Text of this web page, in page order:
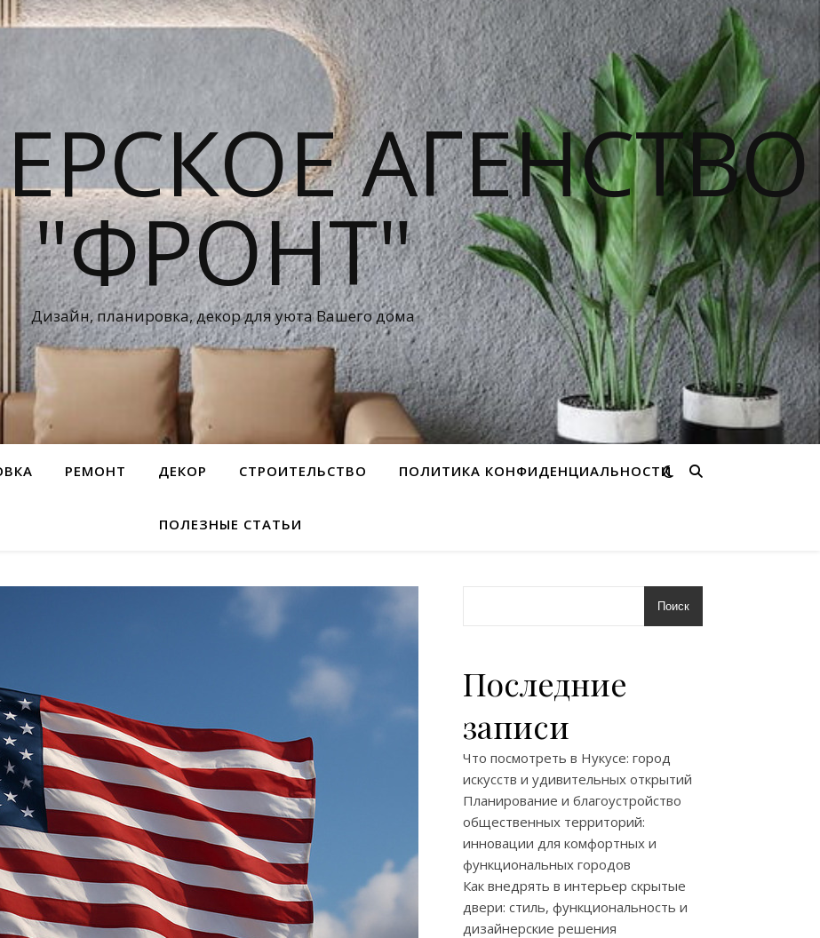
АГЕНСТВО
"ФРОНТ"
Дизайн, планировка, декор для уюта Вашего дома
РЕМОНТ ДЕКОР СТРОИТЕЛЬСТВО ПОЛИТИКА КОНФИДЕНЦИАЛЬНОСТИ
ПОЛЕЗНЫЕ СТАТЬИ
Поиск
Последние
записи
Что посмотреть в Нукусе: город
искусств и удивительных открытий
Планирование и благоустройство
общественных территорий:
инновации для комфортных и
функциональных городов
Как внедрять в интерьер скрытые
двери: стиль, функциональность и
дизайнерские решения